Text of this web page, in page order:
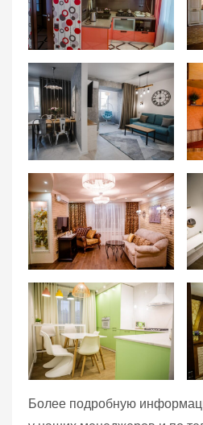
Более подробную